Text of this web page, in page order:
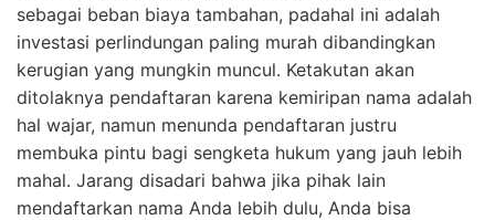
sebagai beban biaya tambahan, padahal ini adalah
investasi perlindungan paling murah dibandingkan
kerugian yang mungkin muncul. Ketakutan akan
ditolaknya pendaftaran karena kemiripan nama adalah
hal wajar, namun menunda pendaftaran justru
membuka pintu bagi sengketa hukum yang jauh lebih
mahal. Jarang disadari bahwa jika pihak lain
mendaftarkan nama Anda lebih dulu, Anda bisa